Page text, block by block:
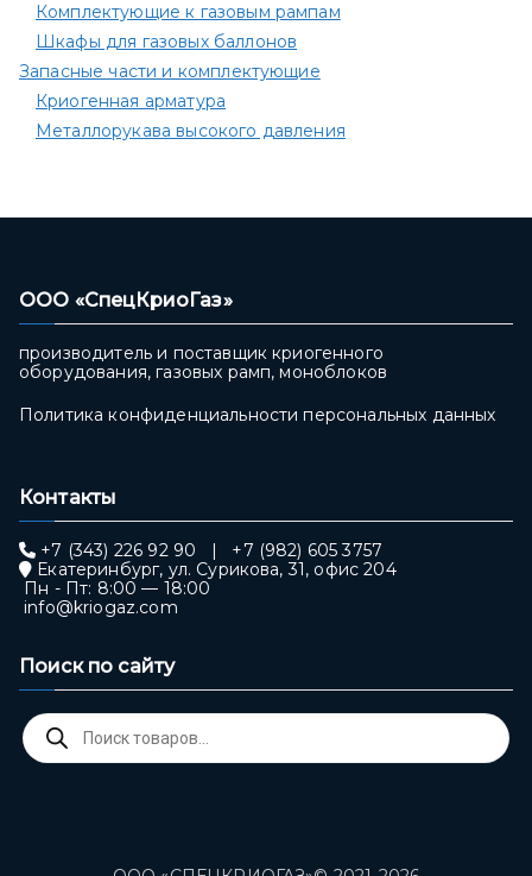
Комплектующие к газовым рампам​
Шкафы для газовых баллонов
Запасные части и комплектующие
Криогенная арматура
Металлорукава высокого давления
ООО «СпецКриоГаз»
производитель и поставщик криогенного
оборудования, газовых рамп, моноблоков
Политика конфиденциальности персональных данных
Контакты
+7 (343) 226 92 90
+7 (982) 605 3757
Екатеринбург, ул. Сурикова, 31, офис 204
Пн - Пт: 8:00 — 18:00
info@kriogaz.com
Поиск по сайту
Поиск
товаров